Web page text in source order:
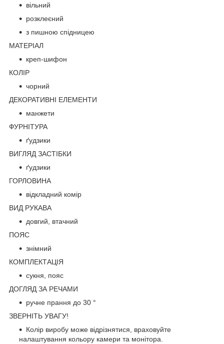
вільний
розклеєний
з пишною спідницею
МАТЕРІАЛ
креп-шифон
КОЛІР
чорний
ДЕКОРАТИВНІ ЕЛЕМЕНТИ
манжети
ФУРНІТУРА
ґудзики
ВИГЛЯД ЗАСТІБКИ
ґудзики
ГОРЛОВИНА
відкладний комір
ВИД РУКАВА
довгий, втачний
ПОЯС
знімний
КОМПЛЕКТАЦІЯ
сукня, пояс
ДОГЛЯД ЗА РЕЧАМИ
ручне прання до 30 °
ЗВЕРНІТЬ УВАГУ!
Колір виробу може відрізнятися, враховуйте
налаштування кольору камери та монітора.